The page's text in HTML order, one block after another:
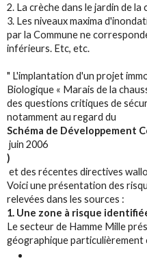
2. La crèche dans le jardin de la
3. Les niveaux maxima
par la Commune ne
inférieurs. Etc, etc.
" L'implantation d'un projet
Biologique « Marais de la
des questions critiques de
notamment au regard du
Schéma de Développement
juin 2006
)
et des récentes directives
Voici une présentation des
relevées dans les sources :
1. Une zone à risque
Le secteur de Hamme Mille
géographique particulièrement